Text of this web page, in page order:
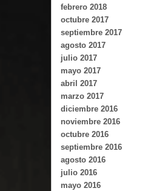
febrero 2018
octubre 2017
septiembre 2017
agosto 2017
julio 2017
mayo 2017
abril 2017
marzo 2017
diciembre 2016
noviembre 2016
octubre 2016
septiembre 2016
agosto 2016
julio 2016
mayo 2016